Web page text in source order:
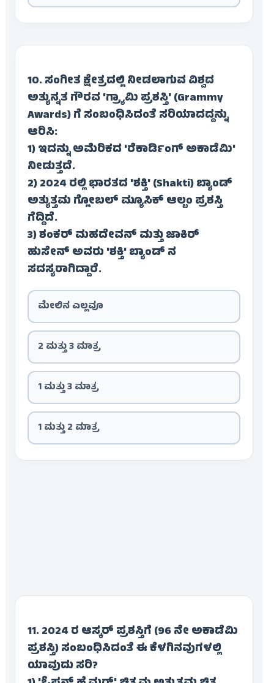
10. ಸಂಗೀತ ಕ್ಷೇತ್ರದಲ್ಲಿ ನೀಡಲಾಗುವ ವಿಶ್ವದ
ಅತ್ಯುನ್ನತ ಗೌರವ 'ಗ್ರ್ಯಾಮಿ ಪ್ರಶಸ್ತಿ' (Grammy
Awards) ಗೆ ಸಂಬಂಧಿಸಿದಂತೆ ಸರಿಯಾದದ್ದನ್ನು
ಆರಿಸಿ:
1) ಇದನ್ನು ಅಮೆರಿಕದ 'ರೆಕಾರ್ಡಿಂಗ್ ಅಕಾಡೆಮಿ'
ನೀಡುತ್ತದೆ.
2) 2024 ರಲ್ಲಿ ಭಾರತದ 'ಶಕ್ತಿ' (Shakti) ಬ್ಯಾಂಡ್
ಅತ್ಯುತ್ತಮ ಗ್ಲೋಬಲ್ ಮ್ಯೂಸಿಕ್ ಆಲ್ಬಂ ಪ್ರಶಸ್ತಿ
ಗೆದ್ದಿದೆ.
3) ಶಂಕರ್ ಮಹದೇವನ್ ಮತ್ತು ಜಾಕಿರ್
ಹುಸೇನ್ ಅವರು 'ಶಕ್ತಿ' ಬ್ಯಾಂಡ್ ನ
ಸದಸ್ಯರಾಗಿದ್ದಾರೆ.
ಮೇಲಿನ ಎಲ್ಲವೂ
2 ಮತ್ತು 3 ಮಾತ್ರ
1 ಮತ್ತು 3 ಮಾತ್ರ
1 ಮತ್ತು 2 ಮಾತ್ರ
11. 2024 ರ ಆಸ್ಕರ್ ಪ್ರಶಸ್ತಿಗೆ (96 ನೇ ಅಕಾಡೆಮಿ
ಪ್ರಶಸ್ತಿ) ಸಂಬಂಧಿಸಿದಂತೆ ಈ ಕೆಳಗಿನವುಗಳಲ್ಲಿ
ಯಾವುದು ಸರಿ?